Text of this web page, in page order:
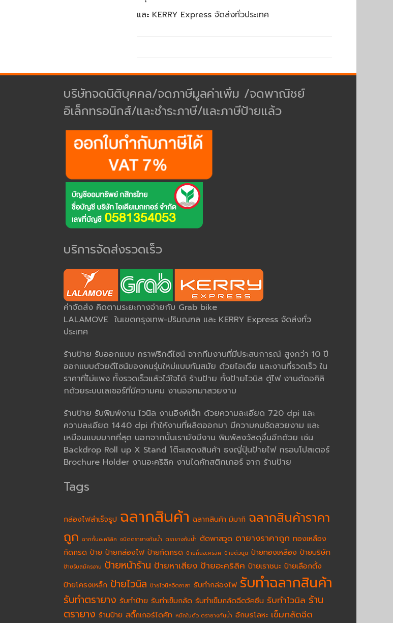
และ KERRY Express จัดส่งทั่วประเทศ
บริษัทจดนิติบุคคล/จดภาษีมูลค่าเพิ่ม /จดพาณิชย์
อิเล็กทรอนิกส์/และชำระภาษี/และภาษีป้ายแล้ว
บริการจัดส่งรวดเร็ว
ค่าจัดส่ง คิดตามระยะทางจ่ายกับ Grab bike
LALAMOVE ในเขตกรุงเทพ-ปริมณฑล และ KERRY Express จัดส่งทั่ว
ประเทศ
ร้านป้าย รับออกแบบ กราฟริกดีไซน์ จากทีมงานที่มีประสบการณ์ สูงกว่า 10 ปี
ออกแบบด้วยดีไซน์ของคนรุ่นใหม่แบบทันสมัย ด้วยไอเดีย และงานที่รวดเร็ว ใน
ราคาที่ไม่แพง ทั้งรวดเร็วแล้วไว้ใจได้ ร้านป้าย ทั้งป้ายไวนิล ตู้ไฟ งานตัดอคิลิ
กด้วยระบบเลเซอร์ที่มีความคม งานออกมาสวยงาม
ร้านป้าย รับพิมพ์งาน ไวนิล งานอิงค์เจ็ท ด้วยความละเอียด 720 dpi และ
ความละเอียด 1440 dpi ทำให้งานที่ผลิตออกมา มีความคมชัดสวยงาม และ
เหมือนแบบมากที่สุด นอกจากนั้นเรายังมีงาน พิมพ์ลงวัสดุอื่นอีกด้วย เช่น
Backdrop Roll up X Stand โต๊ะแสดงสินค้า ธงญี่ปุ่นป้ายไฟ กรอบโปสเตอร์
Brochure Holder งานอะคริลิค งานไดคัทสติกเกอร์ จาก ร้านป้าย
Tags
กล่องไฟสำเร็จรูป ฉลากสินค้า ฉลากสินค้า มิมากิ ฉลากสินค้าราคา
ถูก ฉากกั้นอะคริลิค ชนิดตรายางกันน้ำ ตรายางกันน้ำ ตัดพาสวูด ตายางราคาถูก ทองเหลือง
กัดกรด ป้าย ป้ายกล่องไฟ ป้ายกัดกรด ป้ายกั้นอะคริลิค ป้ายตัวนูน ป้ายทองเหลือง ป้ายบริษัท
ป้ายรับสมัครงาน ป้ายหน้าร้าน ป้ายหาเสียง ป้ายอะคริลิค ป้ายเราชนะ ป้ายเลือกตั้ง
ป้ายโครงเหล็ก ป้ายไวนิล ป้ายไวนิลจิตอาสา รับทำกล่องไฟ รับทำฉลากสินค้า
รับทำตรายาง รับทำป้าย รับทำเข็มกลัด รับทำเข็มกลัดฉีดวัคซีน รับทำไวนิล ร้าน
ตรายาง ร้านป้าย สติ๊กเกอร์ไดคัท หมึกในตัว ตรายางกันน้ำ อักษรโลหะ เข็มกลัดฉีด